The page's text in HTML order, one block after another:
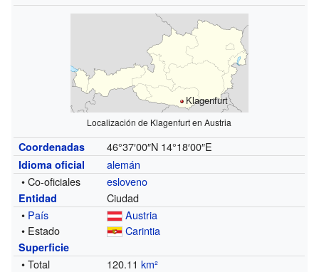
Klagenfurt
Localización de Klagenfurt en Austria
Coordenadas 46°37′00″N 14°18′00″E
Idioma oficial
alemán
• Co-oficiales
esloveno
Entidad
Ciudad
• País
Austria
• Estado
Carintia
Superficie
• Total 120.11km²